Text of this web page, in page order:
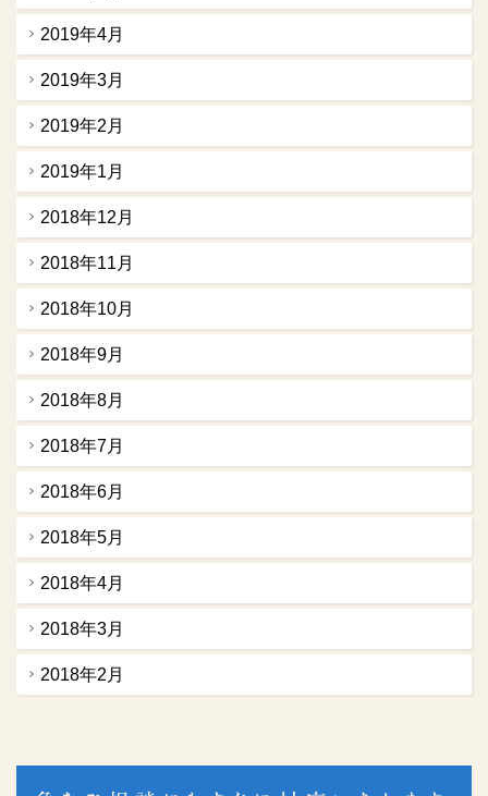
2019年4月
2019年3月
2019年2月
2019年1月
2018年12月
2018年11月
2018年10月
2018年9月
2018年8月
2018年7月
2018年6月
2018年5月
2018年4月
2018年3月
2018年2月